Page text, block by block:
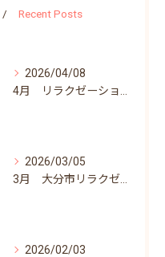
Recent Posts
2026/04/08
2026/03/05
2026/02/03